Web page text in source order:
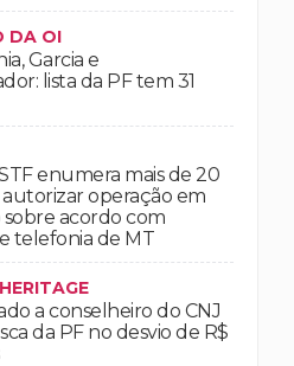
DA OI
Garcia e
lista da PF tem 31
enumera mais de 20
autorizar operação em
acordo com
telefonia de MT
a conselheiro do CNJ
da PF no desvio de R$